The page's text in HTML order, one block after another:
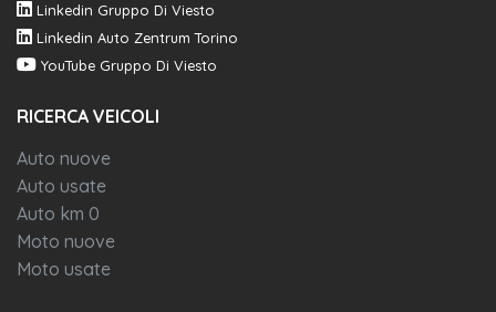
Linkedin Gruppo Di Viesto
Linkedin Auto Zentrum Torino
YouTube Gruppo Di Viesto
RICERCA VEICOLI
Auto nuove
Auto usate
Auto km 0
Moto nuove
Moto usate